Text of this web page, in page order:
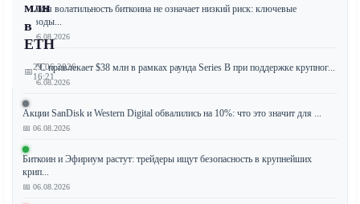
млн
в
ETH
📅29.06.2026
16:21
Сооснователь
Fundstrat
Том
Низкая волатильность биткоина не означает низкий риск: ключевые
выводы...
📅 06.08.2026
JPYC привлекает $38 млн в рамках раунда Series B при поддержке крупног...
📅 06.08.2026
Акции SanDisk и Western Digital обвалились на 10%: что это значит для ...
📅 06.08.2026
Биткоин и Эфириум растут: трейдеры ищут безопасность в крупнейших
крип...
📅 06.08.2026